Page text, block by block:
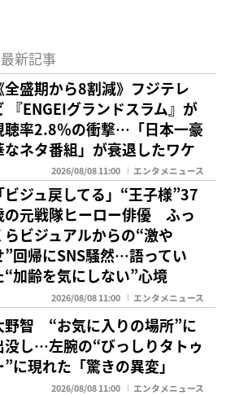
新記事
全盛期から8割減》フジテレ
『ENGEIグランドスラム』が
聴率2.8％の衝撃…「日本一豪
なネタ番組」が衰退したワケ
2026/08/08 11:00 エンタメニュース
「ビジュ戻してる」“王子様”37
の元戦隊ヒーロー俳優 ふっ
らビジュアルからの“激や
”回帰にSNS騒然…語ってい
“加齢を気にしない”心境
2026/08/08 11:00 エンタメニュース
野智 “お気に入りの場所”に
没し…左腕の“びっしりタトゥ
”に現れた「驚きの異変」
2026/08/08 11:00 エンタメニュース